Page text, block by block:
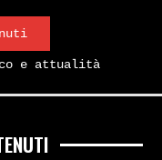
e attualità